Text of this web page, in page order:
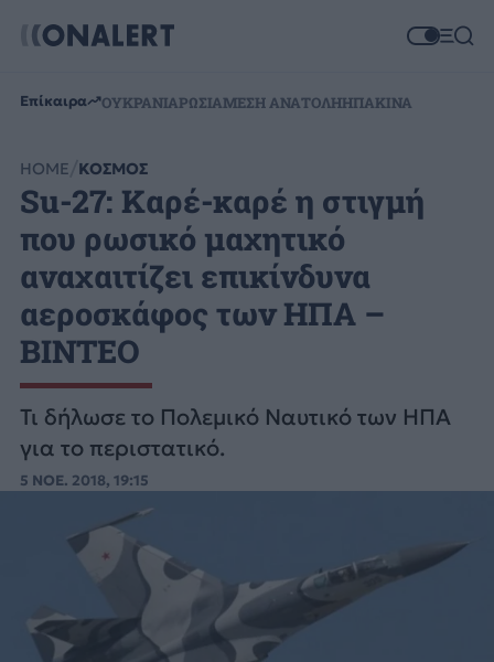
Επίκαιρα ΟΥΚΡΑΝΙΑΡΩΣΙΑΜΕΣΗ ΑΝΑΤΟΛΗΗΠΑΚΙΝΑ
HOME ΚΟΣΜΟΣ
Su-27: Καρέ-καρέ η στιγμή
που ρωσικό μαχητικό
αναχαιτίζει επικίνδυνα
αεροσκάφος των ΗΠΑ –
ΒΙΝΤΕΟ
Τι δήλωσε το Πολεμικό Ναυτικό των ΗΠΑ
για το περιστατικό.
5 ΝΟΕ. 2018, 19:15